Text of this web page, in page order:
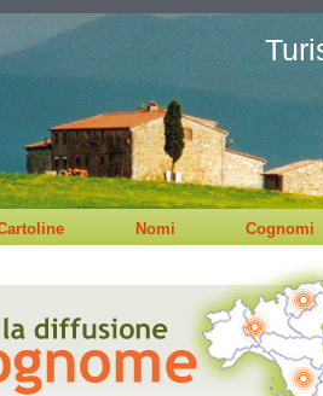
Nomi Cognomi